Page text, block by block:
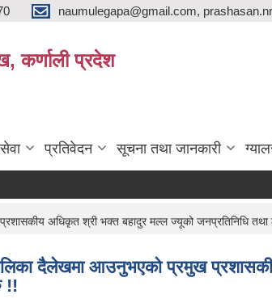
naumulegapa@gmail.com,
कर्णाली प्रदेश
प्रतिवेदन सूचना तथा जानकारी
अधिकृत श्री भक्त बहादुर मल्ल ज्यूको जनप्रतिनिधि तथा
दैलेखमा आउनुभएको प्रमुख
!!